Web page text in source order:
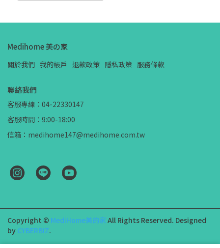
Medihome 美の家
關於我們 我的帳戶 退款政策 隱私政策 服務條款
聯絡我們
客服專線：04-22330147
客服時間：9:00-18:00
信箱：medihome147@medihome.com.tw
Copyright © MediHome美的家 All Rights Reserved. Designed
by CYBERBIZ.